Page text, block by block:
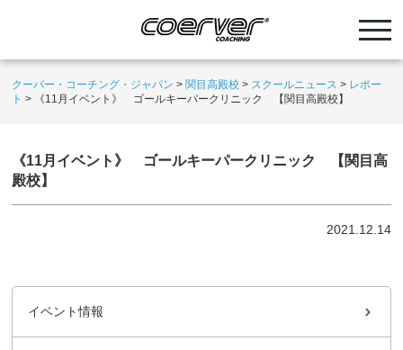
クーバー・コーチング・ジャパン > 関目高殿校 > スクールニュース > レポー
ト > 《11月イベント》 ゴールキーパークリニック 【関目高殿校】
《11月イベント》 ゴールキーパークリニック 【関目高
殿校】
2021.12.14
イベント情報